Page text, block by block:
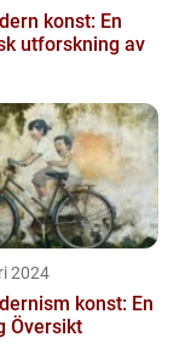
konst: En
utforskning av
2024
konst: En
Översikt